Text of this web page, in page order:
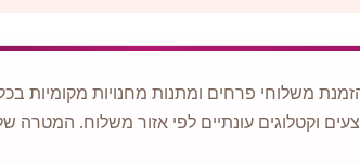
משלוחי פרחים ומתנות מחנויות מקומיות
וקטלוגים עונתיים לפי אזור משלוח. המטרה